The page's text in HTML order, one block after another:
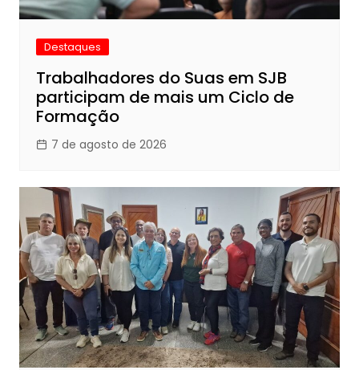
Destaques
Trabalhadores do Suas em SJB
participam de mais um Ciclo de
Formação
7 de agosto de 2026